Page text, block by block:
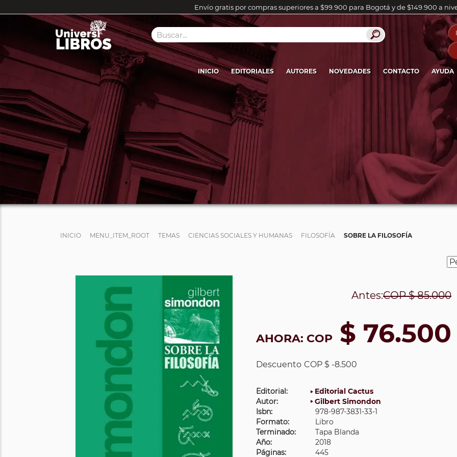
Envío gratis por compras superiores a $99.900 para Bogotá y de $149.900 a
INICIO EDITORIALES AUTORES NOVEDADES CONTACTO AYUDA
INICIO MENU_ITEM_ROOT TEMAS CIENCIAS SOCIALES Y HUMANAS FILOSOFÍA SOBRE LA FILOSOFÍA
Antes:COP$ 85.000
AHORA: COP $ 76.500
Descuento COP $ -8.500
Editorial:
Editorial Cactus
Autor:
Gilbert Simondon
Isbn:
978-987-3831-33-1
Formato:
Libro
Terminado:
Tapa Blanda
Año:
2018
Páginas:
445